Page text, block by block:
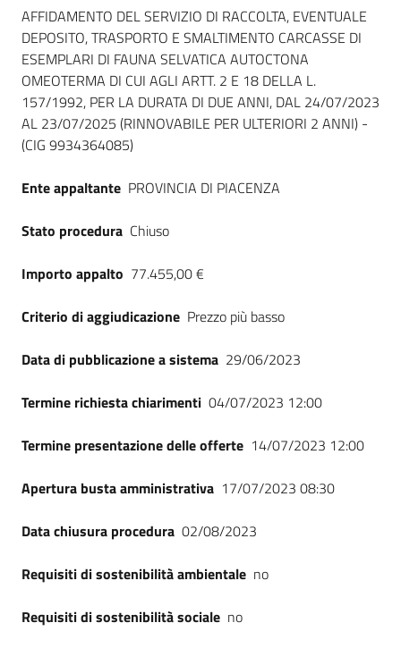
Dati del bando
AFFIDAMENTO DEL SERVIZIO DI RACCOLTA, EVENTUALE
DEPOSITO, TRASPORTO E SMALTIMENTO CARCASSE DI
ESEMPLARI DI FAUNA SELVATICA AUTOCTONA
OMEOTERMA DI CUI AGLI ARTT. 2 E 18 DELLA L.
157/1992, PER LA DURATA DI DUE ANNI, DAL 24/07/2023
AL 23/07/2025 (RINNOVABILE PER ULTERIORI 2 ANNI) -
(CIG 9934364085)
Ente appaltante PROVINCIA DI PIACENZA
Stato procedura Chiuso
Importo appalto 77.455,00 €
Criterio di aggiudicazione Prezzo più basso
Data di pubblicazione a sistema 29/06/2023
Termine richiesta chiarimenti 04/07/2023 12:00
Termine presentazione delle offerte 14/07/2023 12:00
Apertura busta amministrativa 17/07/2023 08:30
Data chiusura procedura 02/08/2023
Requisiti di sostenibilità ambientale no
Requisiti di sostenibilità sociale no